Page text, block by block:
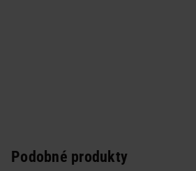
Podobné produkty